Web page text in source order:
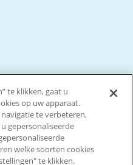
te klikken, gaat u
op uw apparaat.
te verbeteren,
gepersonaliseerde
welke soorten cookies
te klikken.